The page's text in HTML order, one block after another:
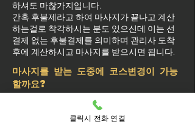
하셔도 마찮가지입니다.
간혹 후불제라고 하여 마사지가 끝나고 계산
하는걸로 착각하시는 분도 있으신데 이는 선
결제 없는 후불결제를 의미하며 관리사 도착
후에 계산하시고 마사지를 받으시면 됩니다.
마사지를 받는 도중에 코스변경이 가능
할까요?
예약된 마사지 서비스가 끝나기 최소 30분 전
에는 연락 부탁드립니다.
실장님께 연락을 주셔야 예약 상황에 따라 시
클릭시 전화 연결